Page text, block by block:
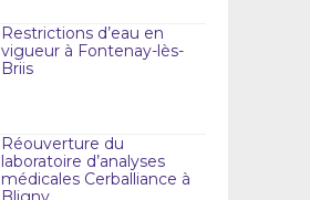
Restrictions d’eau en
vigueur à Fontenay-lès-
Briis
Réouverture du
laboratoire d’analyses
médicales Cerballiance à